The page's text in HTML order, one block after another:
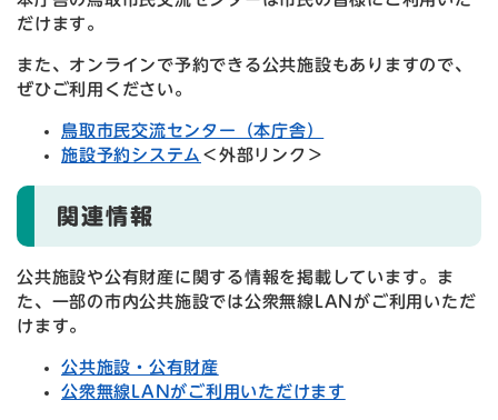
だけます。
また、オンラインで予約できる公共施設もありますので、
ぜひご利用ください。
鳥取市民交流センター（本庁舎）
施設予約システム ＜外部リンク＞
関連情報
公共施設や公有財産に関する情報を掲載しています。ま
た、一部の市内公共施設では公衆無線LANがご利用いただ
けます。
公共施設・公有財産
公衆無線LANがご利用いただけます